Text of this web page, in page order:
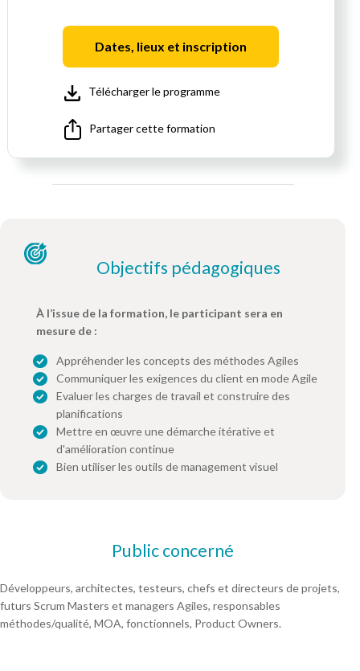
Dates, lieux et inscription
Télécharger le programme
Partager cette formation
Objectifs pédagogiques
À l’issue de la formation, le participant sera en
mesure de :
Appréhender les concepts des méthodes Agiles
Communiquer les exigences du client en mode Agile
Evaluer les charges de travail et construire des
planifications
Mettre en œuvre une démarche itérative et
d'amélioration continue
Bien utiliser les outils de management visuel
Public concerné
Développeurs, architectes, testeurs, chefs et directeurs de projets,
futurs Scrum Masters et managers Agiles, responsables
méthodes/qualité, MOA, fonctionnels, Product Owners.